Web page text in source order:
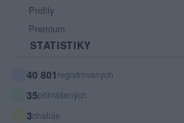
Profily
Premium
STATISTIKY
40 801 registrovaných
35přihlášených
3chatuje